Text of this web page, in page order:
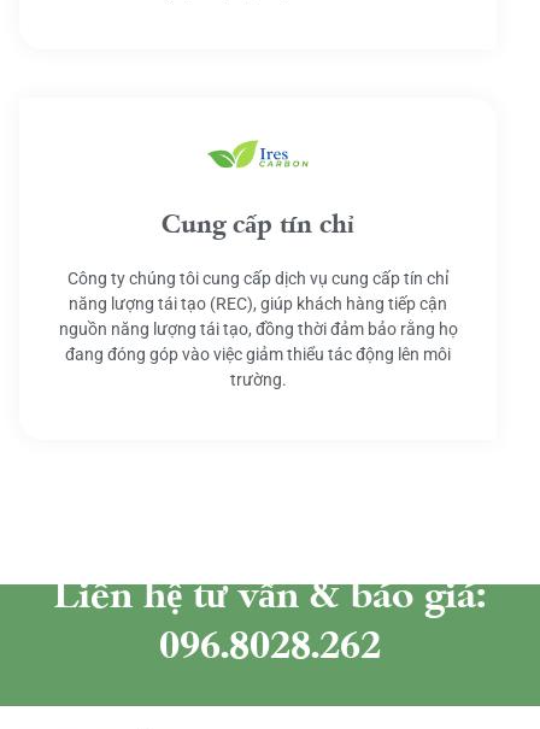
Cung cấp tín chỉ
Công ty chúng tôi cung cấp dịch vụ cung cấp tín chỉ
năng lượng tái tạo (REC), giúp khách hàng tiếp cận
nguồn năng lượng tái tạo, đồng thời đảm bảo rằng họ
đang đóng góp vào việc giảm thiểu tác động lên môi
trường.
Liên hệ tư vấn & báo giá:
096.8028.262